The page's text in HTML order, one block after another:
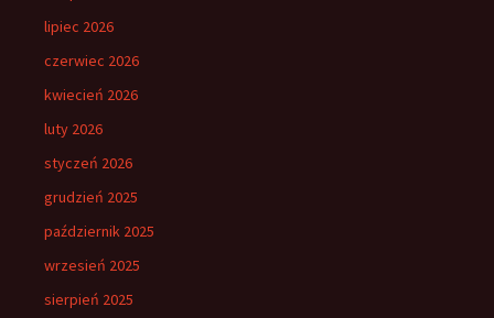
lipiec 2026
czerwiec 2026
kwiecień 2026
luty 2026
styczeń 2026
grudzień 2025
październik 2025
wrzesień 2025
sierpień 2025